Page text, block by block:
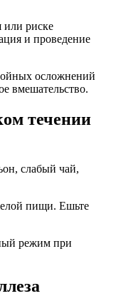
или риске
и проведение
осложнений
вмешательство.
течении
слабый чай,
пищи. Ешьте
режим при